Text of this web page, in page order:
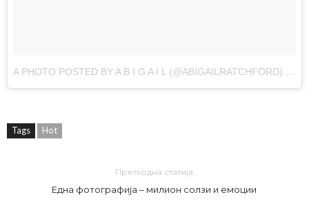
A PHOTO POSTED BY A B I G A I L (@ABIGAILRATCHFORD)
Tags Hot
Претходна статија
Една фотографија – милион солзи и емоции